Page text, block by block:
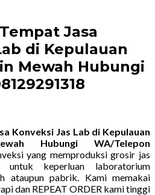
Jasa
di Kepulauan
Mewah Hubungi
Konveksi Jas Lab di Kepulauan
Hubungi WA/Telepon
yang memproduksi grosir jas
untuk keperluan laboratorium
ataupun pabrik. Kami memakai
dan REPEAT ORDER kami tinggi